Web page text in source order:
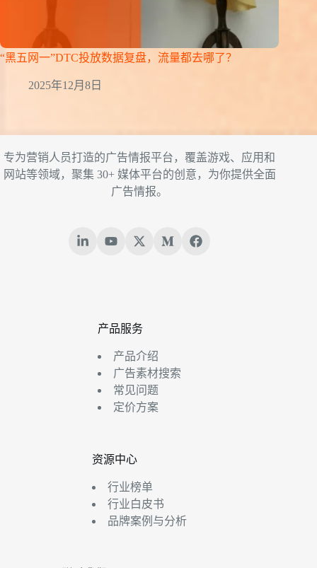
“黑五网一”DTC投放数据复盘，流量都去哪了？
2025年12月8日
专为营销人员打造的广告情报平台，覆盖游戏、应用和
网站等领域，聚集 30+ 媒体平台的创意，为你提供全面
广告情报。
产品服务
产品介绍
广告素材搜索
常见问题
定价方案
资源中心
行业榜单
行业白皮书
品牌案例与分析